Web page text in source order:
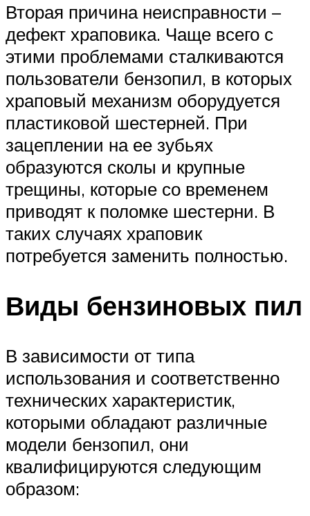
Вторая причина неисправности –
дефект храповика. Чаще всего с
этими проблемами сталкиваются
пользователи бензопил, в которых
храповый механизм оборудуется
пластиковой шестерней. При
зацеплении на ее зубьях
образуются сколы и крупные
трещины, которые со временем
приводят к поломке шестерни. В
таких случаях храповик
потребуется заменить полностью.
Виды бензиновых пил
В зависимости от типа
использования и соответственно
технических характеристик,
которыми обладают различные
модели бензопил, они
квалифицируются следующим
образом: